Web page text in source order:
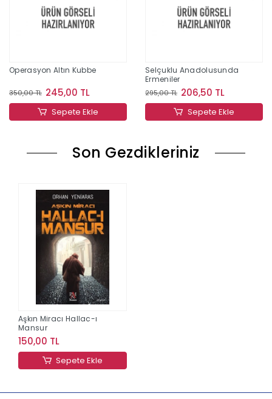
Operasyon Altın Kubbe
350,00 TL 245,00 TL
Sepete Ekle
Selçuklu Anadolusunda
Ermeniler
295,00 TL 206,50 TL
Sepete Ekle
Son Gezdikleriniz
Aşkın Miracı Hallac-ı
Mansur
150,00 TL
Sepete Ekle